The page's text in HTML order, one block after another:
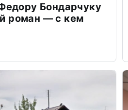
Бондарчуку
роман — с кем